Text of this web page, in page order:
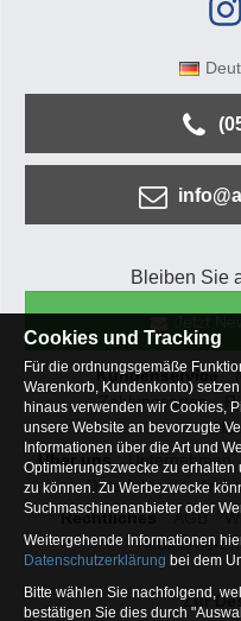
Bleiben Sie
Kundenservice
Zahlungsarten
Über uns
Unternehmen
Osterfeldsee
Rechtliches
AGB
Altbatterie-
Zur
Cookies und Tracking
Für die ordnungsgemäße
Warenkorb, Kundenkonto)
hinaus verwenden wir Cookies,
unsere Website an bevorzugte
Informationen über die Art und
Optimierungszwecke zu
zu können. Zu Werbezwecke
Suchmaschinenanbieter oder
Weitergehende Informationen
Datenschutzerklärung bei dem
Bitte wählen Sie nachfolgend,
bestätigen Sie dies durch